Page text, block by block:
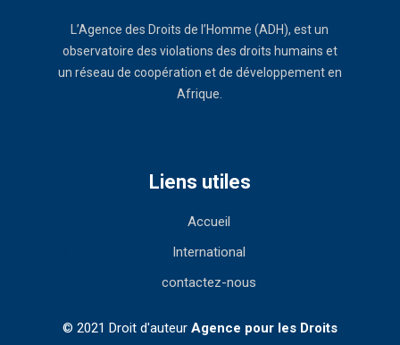
L’Agence des Droits de l’Homme (ADH), est un
observatoire des violations des droits humains et
un réseau de coopération et de développement en
Afrique.
Liens utiles
Accueil
International
contactez-nous
© 2021 Droit d'auteur Agence pour les Droits